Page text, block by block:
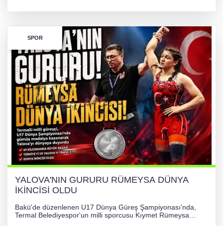
SPOR
YALOVA'NIN GURURU RÜMEYSA DÜNYA
İKİNCİSİ OLDU
Bakü'de düzenlenen U17 Dünya Güreş Şampiyonası'nda,
Termal Belediyespor'un milli sporcusu Kıymet Rümeysa